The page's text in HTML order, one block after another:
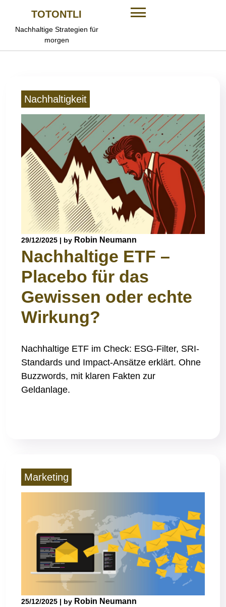
content
TOTONTLI
Nachhaltige Strategien für
morgen
Nachhaltigkeit
29/12/2025 | by Robin Neumann
Nachhaltige ETF –
Placebo für das
Gewissen oder echte
Wirkung?
Nachhaltige ETF im Check: ESG-Filter, SRI-
Standards und Impact-Ansätze erklärt. Ohne
Buzzwords, mit klaren Fakten zur
Geldanlage.
Marketing
25/12/2025 | by Robin Neumann